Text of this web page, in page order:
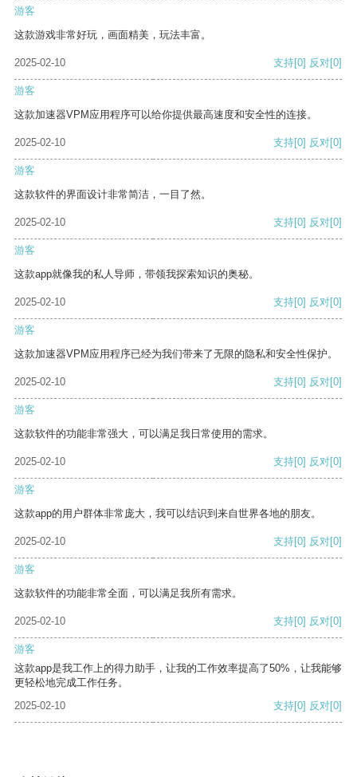
游客
这款游戏非常好玩，画面精美，玩法丰富。
2025-02-10 支持[0] 反对[0]
游客
这款加速器VPM应用程序可以给你提供最高速度和安全性的连接。
2025-02-10 支持[0] 反对[0]
游客
这款软件的界面设计非常简洁，一目了然。
2025-02-10 支持[0] 反对[0]
游客
这款app就像我的私人导师，带领我探索知识的奥秘。
2025-02-10 支持[0] 反对[0]
游客
这款加速器VPM应用程序已经为我们带来了无限的隐私和安全性保护。
2025-02-10 支持[0] 反对[0]
游客
这款软件的功能非常强大，可以满足我日常使用的需求。
2025-02-10 支持[0] 反对[0]
游客
这款app的用户群体非常庞大，我可以结识到来自世界各地的朋友。
2025-02-10 支持[0] 反对[0]
游客
这款软件的功能非常全面，可以满足我所有需求。
2025-02-10 支持[0] 反对[0]
游客
这款app是我工作上的得力助手，让我的工作效率提高了50%，让我能够
更轻松地完成工作任务。
2025-02-10
支持[0] 反对[0]